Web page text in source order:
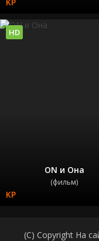
ON и Она
(фильм)
HD
(C) Copyright На